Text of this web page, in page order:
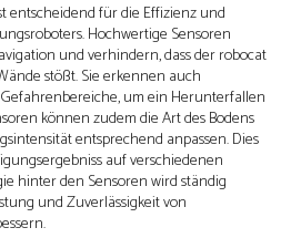
entscheidend für die Effizienz und
Hochwertige Sensoren
und verhindern, dass der robocat
stößt. Sie erkennen auch
um ein Herunterfallen
können zudem die Art des Bodens
entsprechend anpassen. Dies
auf verschiedenen
hinter den Sensoren wird ständig
und Zuverlässigkeit von